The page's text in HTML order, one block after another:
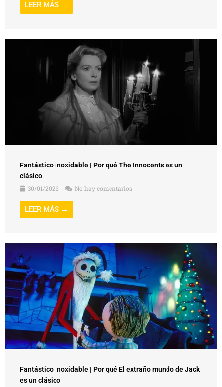
LEER MÁS →
Fantástico inoxidable | Por qué The Innocents es un
clásico
30/01/2026
No hay comentarios
LEER MÁS →
Fantástico Inoxidable | Por qué El extraño mundo de Jack
es un clásico